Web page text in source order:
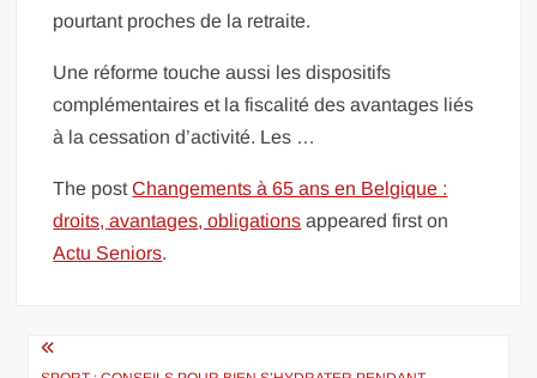
pourtant proches de la retraite.
Une réforme touche aussi les dispositifs
complémentaires et la fiscalité des avantages liés
à la cessation d’activité. Les …
The postChangements à 65 ans en Belgique :
droits, avantages, obligations appeared first on
Actu Seniors.
Navigation